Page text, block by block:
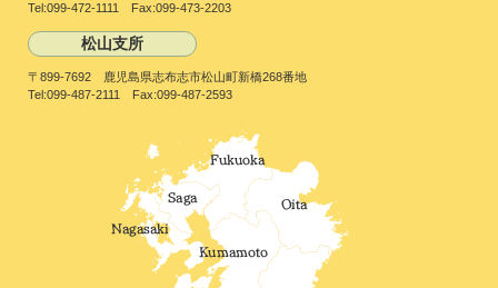
Tel:099-472-1111 Fax:099-473-2203
松山支所
〒899-7692 鹿児島県志布志市松山町新橋268番地
Tel:099-487-2111 Fax:099-487-2593